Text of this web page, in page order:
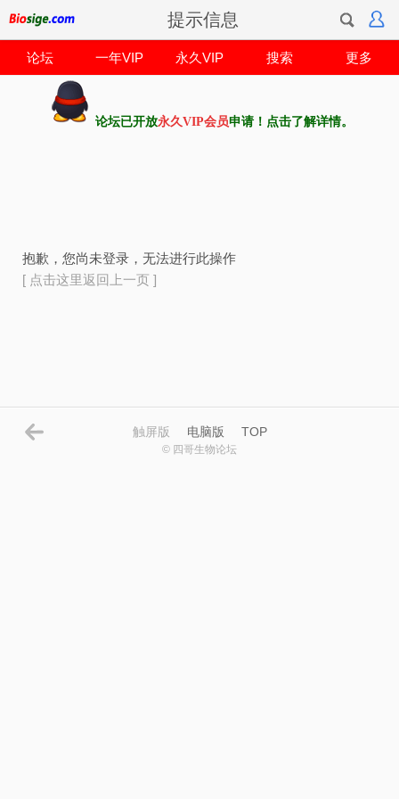
提示信息
论坛 一年VIP 永久VIP 搜索 更多
论坛已开放永久VIP会员申请！点击了解详情。
抱歉，您尚未登录，无法进行此操作
[ 点击这里返回上一页 ]
触屏版 电脑版 TOP
© 四哥生物论坛